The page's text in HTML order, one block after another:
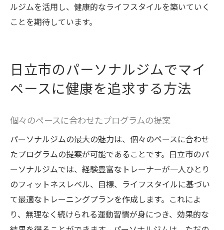
ルジムを活用し、健康的なライフスタイルを築いていく
ことを期待しています。
日立市のパーソナルジムでマイ
ペースに健康を追求する方法
個々のペースに合わせたプログラムの提案
パーソナルジムの最大の魅力は、個々のペースに合わせ
たプログラムの提案が可能であることです。日立市のパ
ーソナルジムでは、経験豊富なトレーナーが一人ひとり
のフィットネスレベル、目標、ライフスタイルに基づい
て最適なトレーニングプランを作成します。これによ
り、無理なく続けられる運動習慣が身につき、効果的な